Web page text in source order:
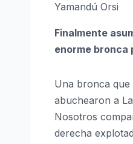
Yamandú Orsi
Finalmente
enorme bronca
Una bronca que
abuchearon a
Nosotros
derecha